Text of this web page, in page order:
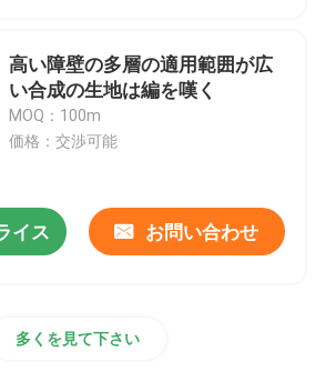
高い障壁の多層の適用範囲が広
い合成の生地は編を嘆く
MOQ：100m
価格：交渉可能
イス お問い合わせ
多くを見て下さい